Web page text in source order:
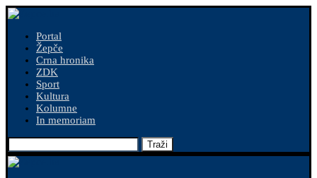
Portal
Žepče
Crna hronika
ZDK
Sport
Kultura
Kolumne
In memoriam
Traži